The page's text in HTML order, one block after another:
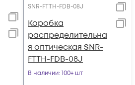
SNR-FTTH-FDB-08J
Коробка
распределительна
я оптическая SNR-
FTTH-FDB-08J
В наличии: 100+ шт